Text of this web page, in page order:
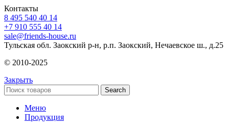
Контакты
8 495 540 40 14
+7 910 555 40 14
sale@friends-house.ru
Тульская обл. Заокский р-н, р.п. Заокский, Нечаевское ш., д.25
© 2010-2025
Закрыть
Search
Меню
Продукция